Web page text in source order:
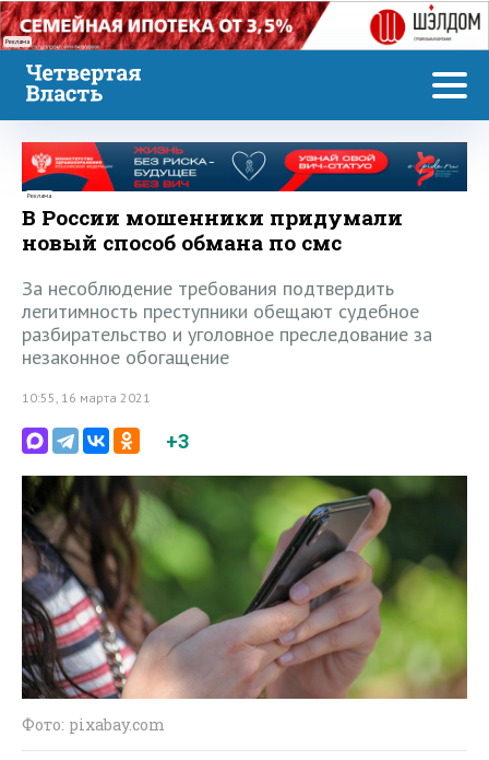
Реклама
Реклама
В России мошенники придумали
новый способ обмана по смс
За несоблюдение требования подтвердить
легитимность преступники обещают судебное
разбирательство и уголовное преследование за
незаконное обогащение
10:55, 16 марта 2021
+3
Фото: pixabay.com